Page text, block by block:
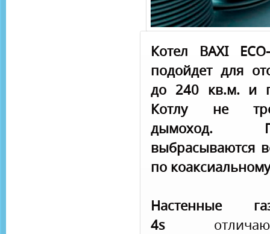
Котел BAXI
подойдет для
до 240 кв.м. и
Котлу не
дымоход.
выбрасываются
по
Настенные
4s